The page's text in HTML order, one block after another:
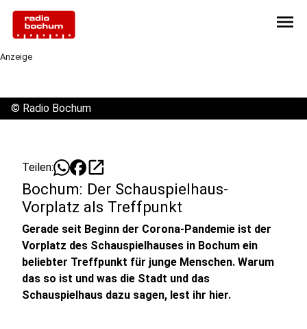
menu
Anzeige
© Radio Bochum
Teilen: open_in_new
Bochum: Der Schauspielhaus-
Vorplatz als Treffpunkt
Gerade seit Beginn der Corona-Pandemie ist der
Vorplatz des Schauspielhauses in Bochum ein
beliebter Treffpunkt für junge Menschen. Warum
das so ist und was die Stadt und das
Schauspielhaus dazu sagen, lest ihr hier.